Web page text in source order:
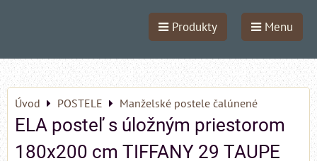
Produkty Menu
Úvod POSTELE Manželské postele čalúnené
ELA posteľ s úložným priestorom
180x200 cm TIFFANY 29 TAUPE